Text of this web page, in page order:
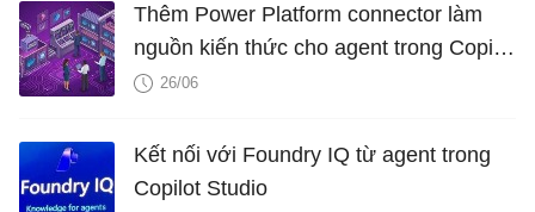
Thêm Power Platform connector làm
nguồn kiến thức cho agent trong Copilot
Studio
26/06
Kết nối với Foundry IQ từ agent trong
Copilot Studio